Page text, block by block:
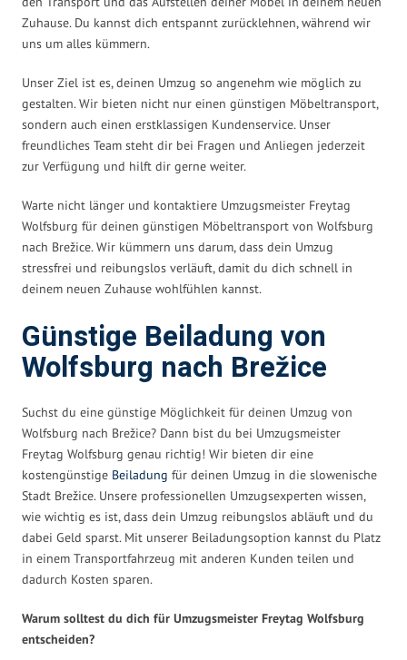
Zuhause. Du kannst dich entspannt zurücklehnen, während wir
uns um alles kümmern.
Unser Ziel ist es, deinen Umzug so angenehm wie möglich zu
gestalten. Wir bieten nicht nur einen günstigen Möbeltransport,
sondern auch einen erstklassigen Kundenservice. Unser
freundliches Team steht dir bei Fragen und Anliegen jederzeit
zur Verfügung und hilft dir gerne weiter.
Warte nicht länger und kontaktiere Umzugsmeister Freytag
Wolfsburg für deinen günstigen Möbeltransport von Wolfsburg
nach Brežice. Wir kümmern uns darum, dass dein Umzug
stressfrei und reibungslos verläuft, damit du dich schnell in
deinem neuen Zuhause wohlfühlen kannst.
Günstige Beiladung von
Wolfsburg nach Brežice
Suchst du eine günstige Möglichkeit für deinen Umzug von
Wolfsburg nach Brežice? Dann bist du bei Umzugsmeister
Freytag Wolfsburg genau richtig! Wir bieten dir eine
kostengünstige Beiladung für deinen Umzug in die slowenische
Stadt Brežice. Unsere professionellen Umzugsexperten wissen,
wie wichtig es ist, dass dein Umzug reibungslos abläuft und du
dabei Geld sparst. Mit unserer Beiladungsoption kannst du Platz
in einem Transportfahrzeug mit anderen Kunden teilen und
dadurch Kosten sparen.
Warum solltest du dich für Umzugsmeister Freytag Wolfsburg
entscheiden?